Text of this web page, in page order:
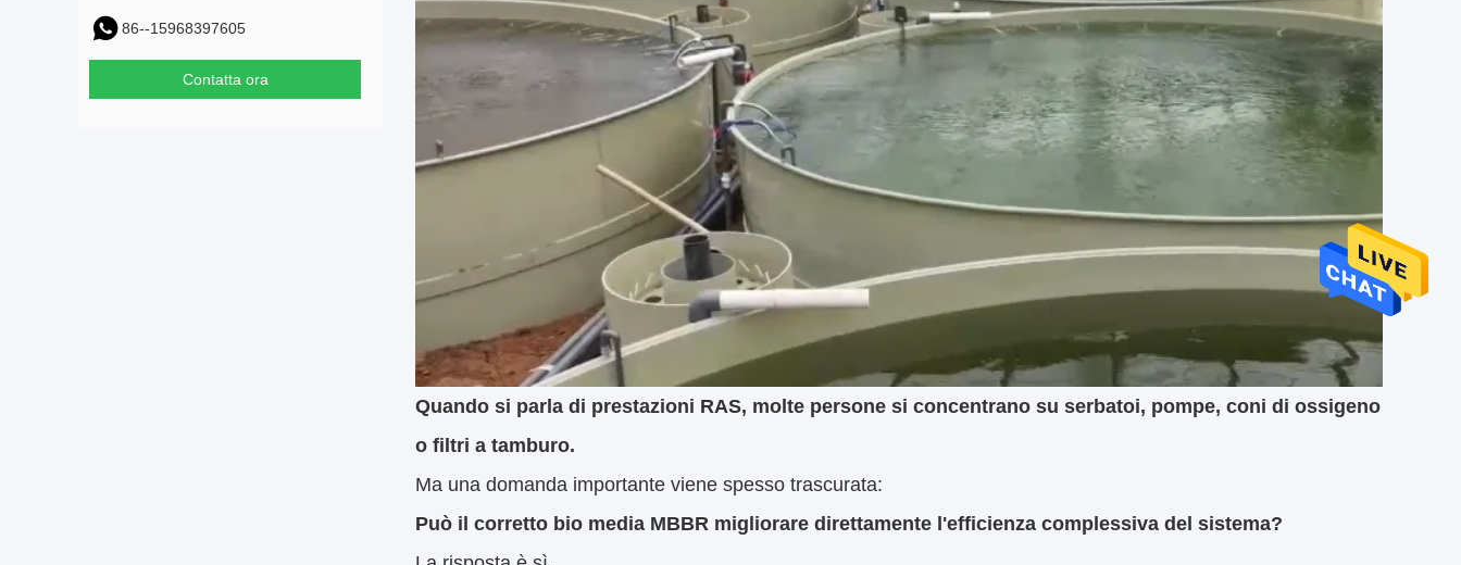
86--15968397605
Contatta ora
Quando si parla di prestazioni RAS, molte persone si concentrano su serbatoi, pompe, coni di ossigeno
o filtri a tamburo.
Ma una domanda importante viene spesso trascurata:
Può il corretto bio media MBBR migliorare direttamente l'efficienza complessiva del sistema?